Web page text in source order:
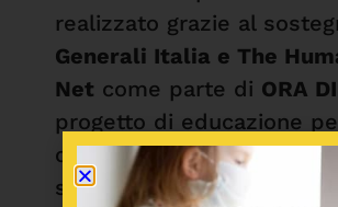
realizzato grazie al
Generali Italia e The
Net come parte di ORA
progetto di educazione
che coinvolge insegnanti,
scuole primarie e reti